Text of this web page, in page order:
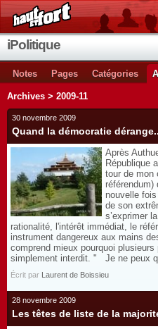
iPolitique
Notes Pages Catégories
Archives > 2009-11
30 novembre 2009
Quand la démocratie
Après
République
tour de mon
référendum)
nouvelle
de son
s’exprimer
rationalité, l'intérêt immédiat, le
instrument dangereux aux mains
comprend mieux pourquoi
simplement interdit. " Je ne peux
Écrit par Laurent de Boissieu
28 novembre 2009
Les têtes de liste de la